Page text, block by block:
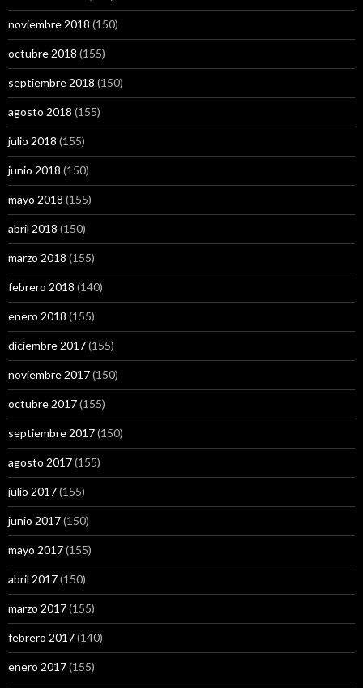
noviembre 2018 (150)
octubre 2018 (155)
septiembre 2018 (150)
agosto 2018 (155)
julio 2018 (155)
junio 2018 (150)
mayo 2018 (155)
abril 2018 (150)
marzo 2018 (155)
febrero 2018 (140)
enero 2018 (155)
diciembre 2017(155)
noviembre 2017(150)
octubre 2017(155)
septiembre 2017(150)
agosto 2017(155)
julio 2017(155)
junio 2017(150)
mayo 2017(155)
abril 2017(150)
marzo 2017(155)
febrero 2017(140)
enero 2017(155)